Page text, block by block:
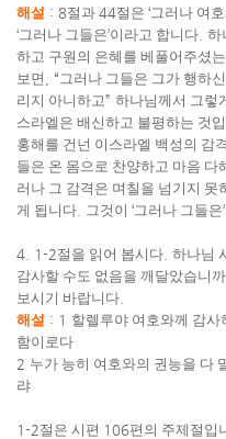
해설 : 8절과 44절은 ‘그러나 여
‘그러나 그들은’이라고 합니다 하
하고 구원의 은혜를 베풀어주셨
보면
, “그러나 그들은 그가 행하
리지 아니하고” 하나님께서 그렇
스라엘은 배신하고 불평하는 것
홍해를 건넌 이스라엘 백성의 감
들은 온 몸으로 찬양하고 마음
러나 그 감격은 며칠을 넘기지
게 됩니다 그것이 ‘그러나 그들은’
4. 1-2절을 읽어 봅시다 하나님
감사할 수도 없음을 깨달았습니까
보시기 바랍니다
해설 : 1 할렐루야 여호와께 감사
함이로다
2 누가 능히 여호와의 권능을 다
랴
1-2절은 시편 106편의 주제절입